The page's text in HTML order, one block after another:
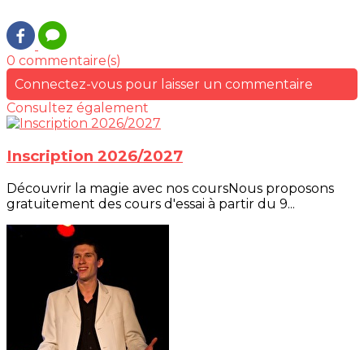
0 commentaire(s)
Connectez-vous pour laisser un commentaire
Consultez également
Inscription 2026/2027
Découvrir la magie avec nos coursNous proposons
gratuitement des cours d'essai à partir du 9...